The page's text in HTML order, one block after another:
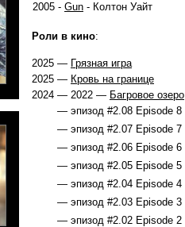
2005 - Gun - Колтон Уайт
Роли в кино:
2025 — Грязная игра
2025 — Кровь на границе
2024 — 2022 — Багровое озеро
— эпизод #2.08 Episode 8
— эпизод #2.07 Episode 7
— эпизод #2.06 Episode 6
— эпизод #2.05 Episode 5
— эпизод #2.04 Episode 4
— эпизод #2.03 Episode 3
— эпизод #2.02 Episode 2